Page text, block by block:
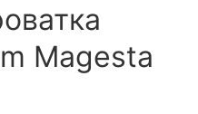
Magesta